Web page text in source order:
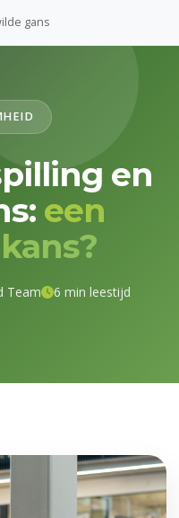
gans
en
een
Team 6 min leestijd